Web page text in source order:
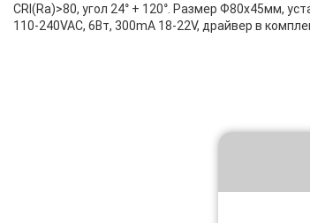
CRI(Ra)>80, угол 24° + 120°. Размер Ф80x45мм,
110-240VAC, 6Вт, 300mA 18-22V, драйвер в